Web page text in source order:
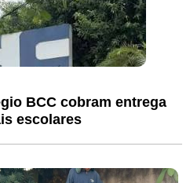
BCC cobram entrega
escolares